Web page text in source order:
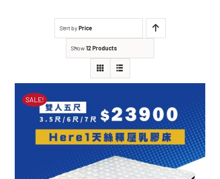
Sort by Price
Show12 Products
SALE!